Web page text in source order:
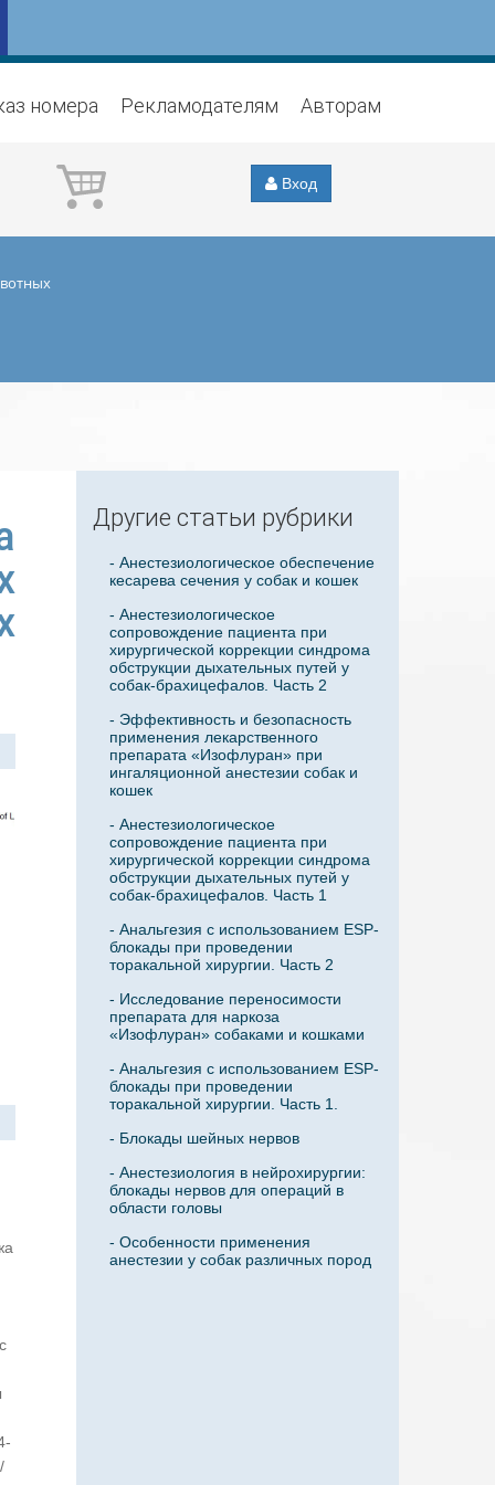
номера Рекламодателям Авторам
Вход
Другие статьи рубрики
- Анестезиологическое обеспечение
кесарева сечения у собак и кошек
- Анестезиологическое
сопровождение пациента при
хирургической коррекции синдрома
обструкции дыхательных путей у
собак-брахицефалов. Часть 2
- Эффективность и безопасность
применения лекарственного
препарата «Изофлуран» при
ингаляционной анестезии собак и
кошек
- Анестезиологическое
сопровождение пациента при
хирургической коррекции синдрома
обструкции дыхательных путей у
собак-брахицефалов. Часть 1
- Анальгезия с использованием ESP-
блокады при проведении
торакальной хирургии. Часть 2
- Исследование переносимости
препарата для наркоза
«Изофлуран» собаками и кошками
- Анальгезия с использованием ESP-
блокады при проведении
торакальной хирургии. Часть 1.
- Блокады шейных нервов
- Анестезиология в нейрохирургии:
блокады нервов для операций в
области головы
- Особенности применения
анестезии у собак различных пород